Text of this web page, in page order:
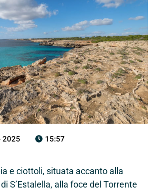
2025 15:57
e ciottoli, situata accanto alla
S’Estalella, alla foce del Torrente